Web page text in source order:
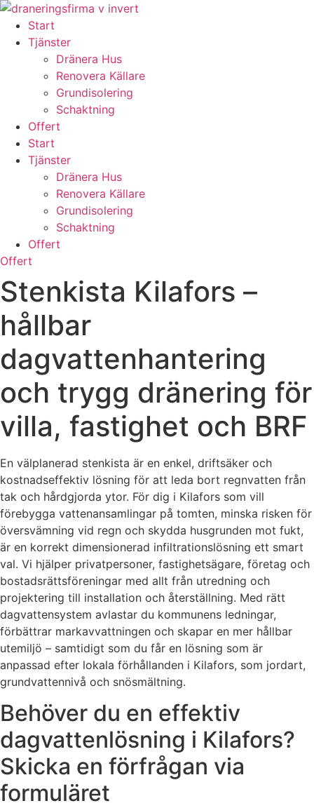
Skip
content
Start
Tjänster
Dränera Hus
Renovera Källare
Grundisolering
Schaktning
Offert
Start
Tjänster
Dränera Hus
Renovera Källare
Grundisolering
Schaktning
Offert
Offert
Stenkista Kilafors –
hållbar
dagvattenhantering
och trygg dränering för
villa, fastighet och BRF
En välplanerad stenkista är en enkel, driftsäker och
kostnadseffektiv lösning för att leda bort regnvatten från
tak och hårdgjorda ytor. För dig i Kilafors som vill
förebygga vattenansamlingar på tomten, minska risken för
översvämning vid regn och skydda husgrunden mot fukt,
är en korrekt dimensionerad infiltrationslösning ett smart
val. Vi hjälper privatpersoner, fastighetsägare, företag och
bostadsrättsföreningar med allt från utredning och
projektering till installation och återställning. Med rätt
dagvattensystem avlastar du kommunens ledningar,
förbättrar markavvattningen och skapar en mer hållbar
utemiljö – samtidigt som du får en lösning som är
anpassad efter lokala förhållanden i Kilafors, som jordart,
grundvattennivå och snösmältning.
Behöver du en effektiv
dagvattenlösning i Kilafors?
Skicka en förfrågan via
formuläret